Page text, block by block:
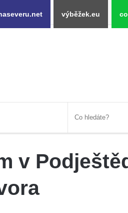
výběžek.eu
v